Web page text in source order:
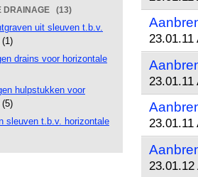
DRAINAGE (13)
uit sleuven t.b.v.
(1)
drains voor horizontale
hulpstukken voor
(5)
sleuven t.b.v. horizontale